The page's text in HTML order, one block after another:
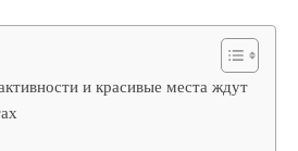
и красивые места ждут